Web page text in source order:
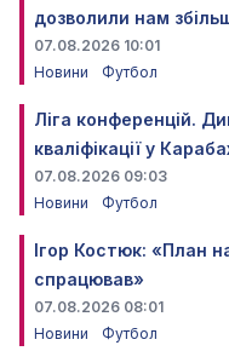
дозволили нам
07.08.2026 10:01
Новини
Футбол
Ліга конференцій.
кваліфікації у
07.08.2026 09:03
Новини
Футбол
Ігор Костюк: «План
спрацював»
07.08.2026 08:01
Новини
Футбол